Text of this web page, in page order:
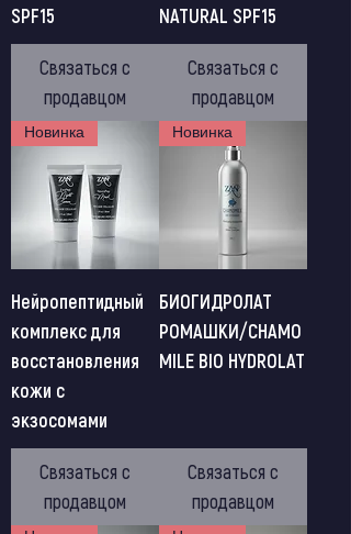
SPF15
Связаться с
продавцом
NATURAL SPF15
Связаться с
продавцом
Новинка
Нейропептидный
комплекс для
восстановления
кожи с
экзосомами
Связаться с
продавцом
Новинка
БИОГИДРОЛАТ
РОМАШКИ/CHAMO
MILE BIO HYDROLAT
Связаться с
продавцом